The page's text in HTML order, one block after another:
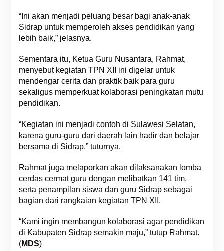
“Ini akan menjadi peluang besar bagi anak-anak
Sidrap untuk memperoleh akses pendidikan yang
lebih baik,” jelasnya.
Sementara itu, Ketua Guru Nusantara, Rahmat,
menyebut kegiatan TPN XII ini digelar untuk
mendengar cerita dan praktik baik para guru
sekaligus memperkuat kolaborasi peningkatan mutu
pendidikan.
“Kegiatan ini menjadi contoh di Sulawesi Selatan,
karena guru-guru dari daerah lain hadir dan belajar
bersama di Sidrap,” tuturnya.
Rahmat juga melaporkan akan dilaksanakan lomba
cerdas cermat guru dengan melibatkan 141 tim,
serta penampilan siswa dan guru Sidrap sebagai
bagian dari rangkaian kegiatan TPN XII.
“Kami ingin membangun kolaborasi agar pendidikan
di Kabupaten Sidrap semakin maju,” tutup Rahmat.
(MDS)